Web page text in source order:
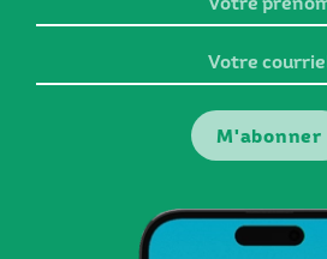
prénom
courriel